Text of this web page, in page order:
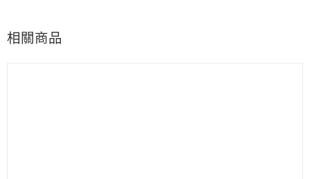
相關商品